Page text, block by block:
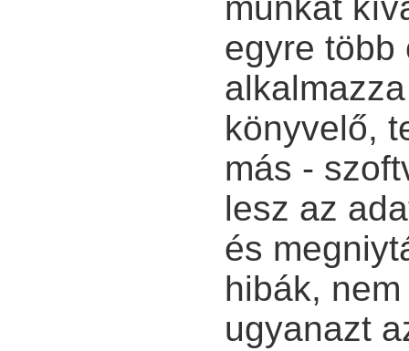
munkát
egyre több
könyvelő,
más -
lesz az
és
hibák,
ugyanazt